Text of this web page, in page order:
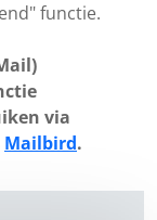
functie.
via
Mailbird.